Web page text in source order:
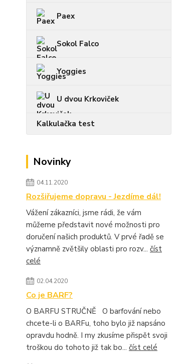
Paex
Sokol Falco
Yoggies
U dvou Krkoviček
Kalkulačka test
Novinky
04.11.2020
Rozšiřujeme dopravu - Jezdíme dál!
Vážení zákazníci, jsme rádi, že vám
můžeme představit nové možnosti pro
doručení našich produktů. V prvé řadě se
významně zvětšily oblasti pro rozv... číst
celé
02.04.2020
Co je BARF?
O BARFU STRUČNĚ O barfování nebo
chcete-li o BARFu, toho bylo již napsáno
opravdu hodně. I my zkusíme přispět svoji
troškou do tohoto již tak bo... číst celé